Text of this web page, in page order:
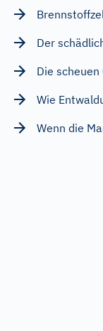
Der
Die scheuen
Wie
Wenn die